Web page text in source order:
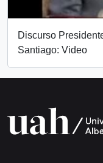
Discurso
Santiago: Video